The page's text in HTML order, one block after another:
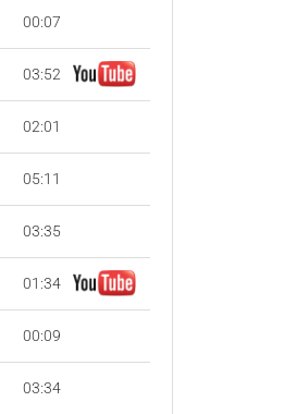
00:07
03:52
02:01
05:11
03:35
01:34
00:09
03:34